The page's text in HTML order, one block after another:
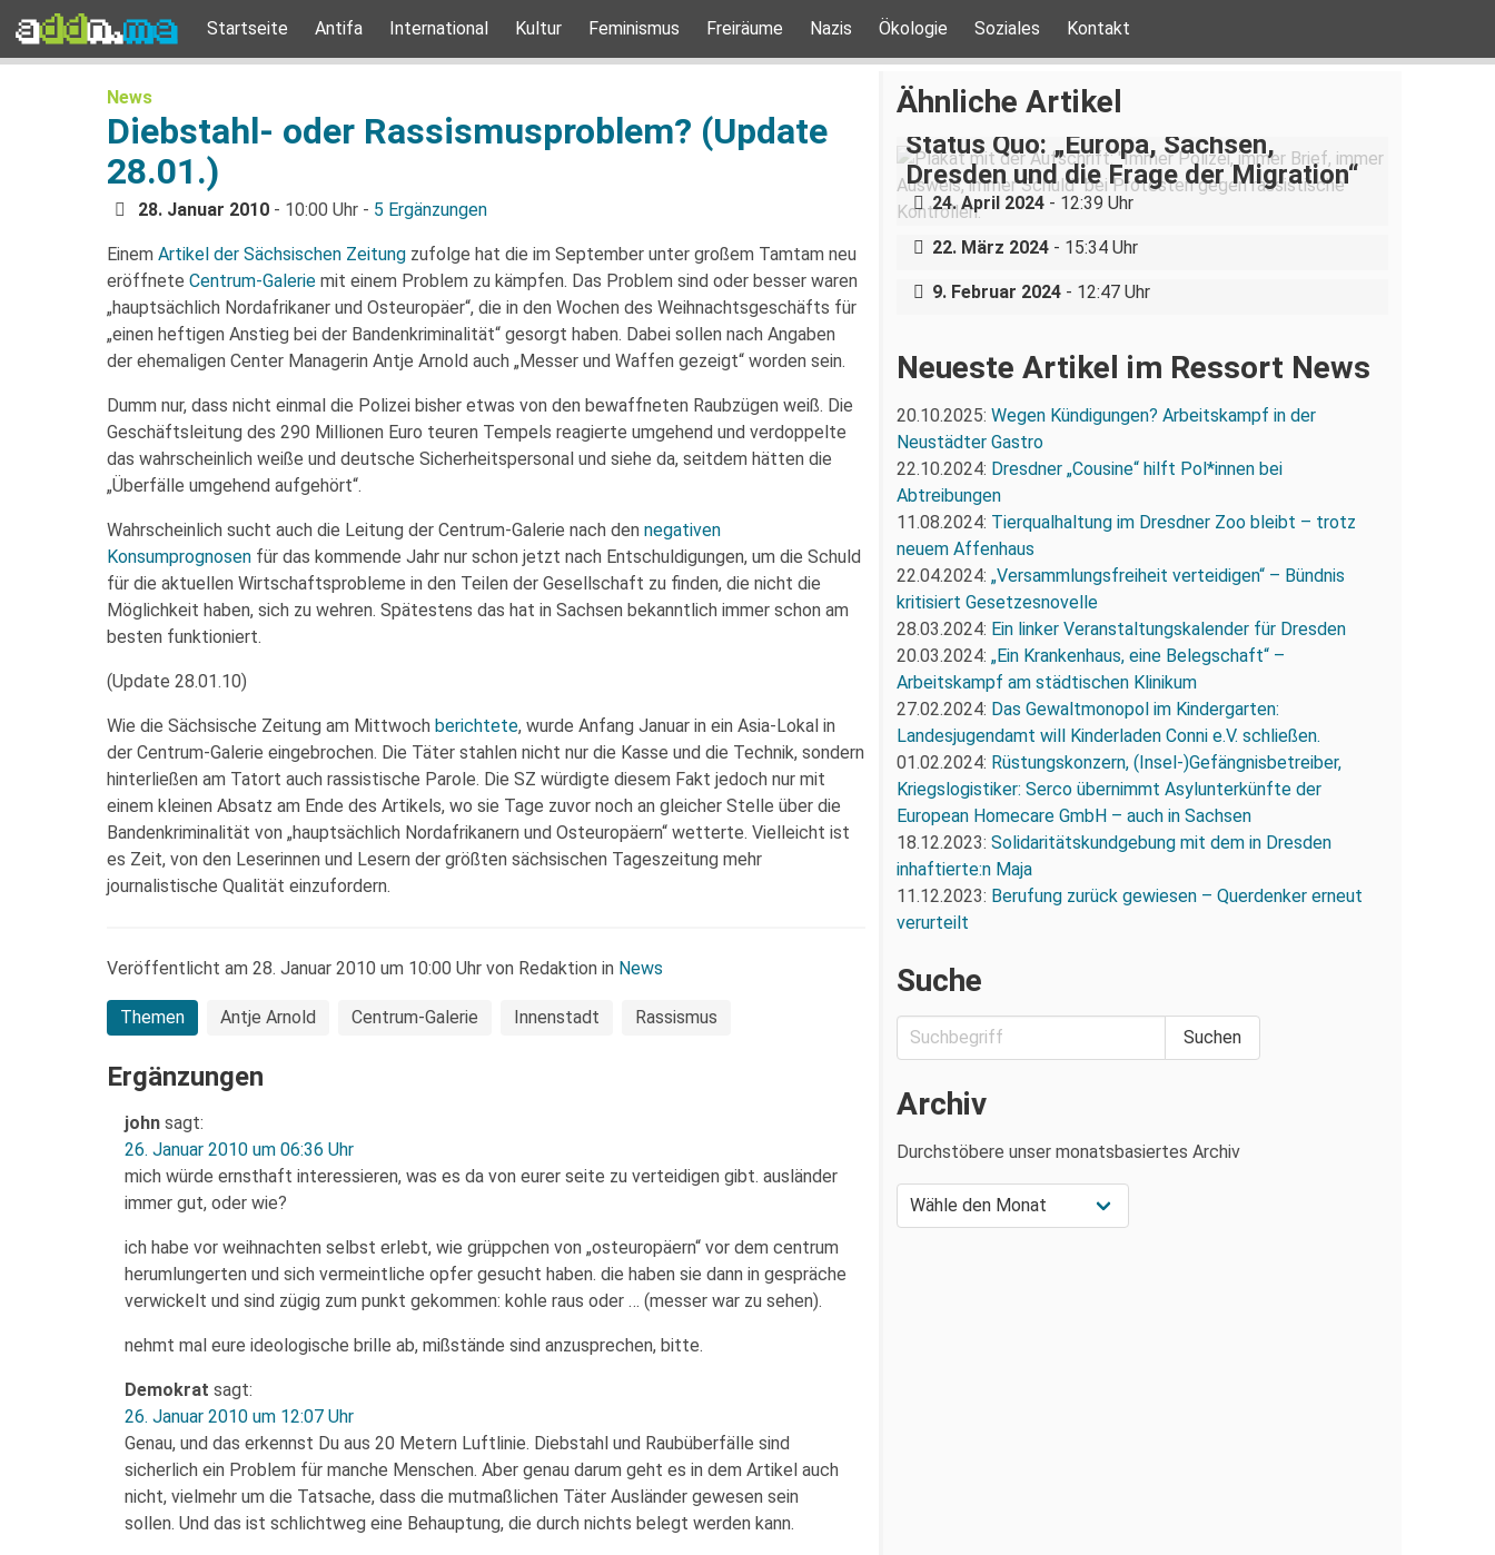
Startseite Antifa International Kultur Feminismus Freiräume Nazis Ökologie Soziales Kontakt
News
Diebstahl- oder Rassismusproblem? (Update
28.01.)
28. Januar 2010 - 10:00 Uhr - 5 Ergänzungen
Einem Artikel der Sächsischen Zeitung zufolge hat die im September unter großem Tamtam neu
eröffnete Centrum-Galerie mit einem Problem zu kämpfen. Das Problem sind oder besser waren
„hauptsächlich Nordafrikaner und Osteuropäer“, die in den Wochen des Weihnachtsgeschäfts für
„einen heftigen Anstieg bei der Bandenkriminalität“ gesorgt haben. Dabei sollen nach Angaben
der ehemaligen Center Managerin Antje Arnold auch „Messer und Waffen gezeigt“ worden sein.
Dumm nur, dass nicht einmal die Polizei bisher etwas von den bewaffneten Raubzügen weiß. Die
Geschäftsleitung des 290 Millionen Euro teuren Tempels reagierte umgehend und verdoppelte
das wahrscheinlich weiße und deutsche Sicherheitspersonal und siehe da, seitdem hätten die
„Überfälle umgehend aufgehört“.
Wahrscheinlich sucht auch die Leitung der Centrum-Galerie nach den negativen
Konsumprognosen für das kommende Jahr nur schon jetzt nach Entschuldigungen, um die Schuld
für die aktuellen Wirtschaftsprobleme in den Teilen der Gesellschaft zu finden, die nicht die
Möglichkeit haben, sich zu wehren. Spätestens das hat in Sachsen bekanntlich immer schon am
besten funktioniert.
(Update 28.01.10)
Wie die Sächsische Zeitung am Mittwoch berichtete, wurde Anfang Januar in ein Asia-Lokal in
der Centrum-Galerie eingebrochen. Die Täter stahlen nicht nur die Kasse und die Technik, sondern
hinterließen am Tatort auch rassistische Parole. Die SZ würdigte diesem Fakt jedoch nur mit
einem kleinen Absatz am Ende des Artikels, wo sie Tage zuvor noch an gleicher Stelle über die
Bandenkriminalität von „hauptsächlich Nordafrikanern und Osteuropäern“ wetterte. Vielleicht ist
es Zeit, von den Leserinnen und Lesern der größten sächsischen Tageszeitung mehr
journalistische Qualität einzufordern.
Veröffentlicht am 28. Januar 2010 um 10:00 Uhr von Redaktion in News
Themen Antje Arnold Centrum-Galerie Innenstadt Rassismus
Ergänzungen
john sagt:
26. Januar 2010 um 06:36 Uhr
mich würde ernsthaft interessieren, was es da von eurer seite zu verteidigen gibt. ausländer
immer gut, oder wie?
ich habe vor weihnachten selbst erlebt, wie grüppchen von „osteuropäern“ vor dem centrum
herumlungerten und sich vermeintliche opfer gesucht haben. die haben sie dann in gespräche
verwickelt und sind zügig zum punkt gekommen: kohle raus oder … (messer war zu sehen).
nehmt mal eure ideologische brille ab, mißstände sind anzusprechen, bitte.
Demokrat sagt:
26. Januar 2010 um 12:07 Uhr
Genau, und das erkennst Du aus 20 Metern Luftlinie. Diebstahl und Raubüberfälle sind
sicherlich ein Problem für manche Menschen. Aber genau darum geht es in dem Artikel auch
nicht, vielmehr um die Tatsache, dass die mutmaßlichen Täter Ausländer gewesen sein
sollen. Und das ist schlichtweg eine Behauptung, die durch nichts belegt werden kann.
Ähnliche Artikel
Status Quo: „Europa, Sachsen,
Dresden und die Frage der Migration“
24. April 2024- 12:39 Uhr
Status Quo: „Endstation
Abschiebehaft“
22. März 2024- 15:34 Uhr
Bautzen: Neonazis erfinden
Messerattacken!
9. Februar 2024- 12:47 Uhr
Neueste Artikel im Ressort News
20.10.2025: Wegen Kündigungen? Arbeitskampf in der
Neustädter Gastro
22.10.2024: Dresdner „Cousine“ hilft Pol*innen bei
Abtreibungen
11.08.2024: Tierqualhaltung im Dresdner Zoo bleibt – trotz
neuem Affenhaus
22.04.2024: „Versammlungsfreiheit verteidigen“ – Bündnis
kritisiert Gesetzesnovelle
28.03.2024: Ein linker Veranstaltungskalender für Dresden
20.03.2024: „Ein Krankenhaus, eine Belegschaft“ –
Arbeitskampf am städtischen Klinikum
27.02.2024: Das Gewaltmonopol im Kindergarten:
Landesjugendamt will Kinderladen Conni e.V. schließen.
01.02.2024: Rüstungskonzern, (Insel-)Gefängnisbetreiber,
Kriegslogistiker: Serco übernimmt Asylunterkünfte der
European Homecare GmbH – auch in Sachsen
18.12.2023: Solidaritätskundgebung mit dem in Dresden
inhaftierte:n Maja
11.12.2023: Berufung zurück gewiesen – Querdenker erneut
verurteilt
Suche
Archiv
Durchstöbere unser monatsbasiertes Archiv